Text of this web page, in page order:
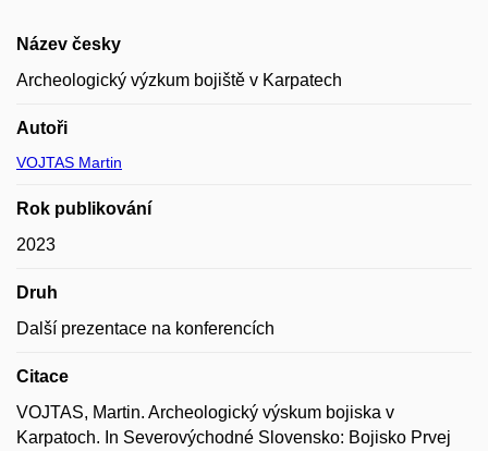
Název česky
Archeologický výzkum bojiště v Karpatech
Autoři
VOJTAS Martin
Rok publikování
2023
Druh
Další prezentace na konferencích
Citace
VOJTAS, Martin. Archeologický výskum bojiska v
Karpatoch. In Severovýchodné Slovensko: Bojisko Prvej